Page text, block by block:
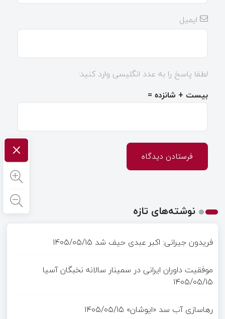
ایمیل
لطفا پاسخ را به عدد انگلیسی وارد کنید:
بیست + شانزده =
نوشته‌های تازه
فریدون جیرانی: اکبر عبدی حیف شد ۱۴۰۵/۰۵/۱۵
موفقیت داوران ایرانی در سمینار سالانه نخبگان آسیا
۱۴۰۵/۰۵/۱۵
رهاسازی آب سد «ایوشان» ۱۴۰۵/۰۵/۱۵
×